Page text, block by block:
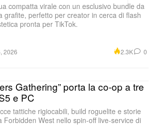
compatta virale con un esclusivo bundle da
grafite, perfetto per creator in cerca di flash
pronta per TikTok.
2026
2.3K 0
Gathering” porta la co-op a tre
e PC
tattiche rigiocabili, build roguelite e storie
Forbidden West nello spin-off live-service di